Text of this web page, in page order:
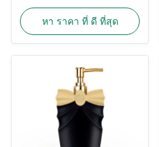
Bottle Dispenser With Flip Top
Cap Molded for new design
welcome ! The soft squeeze
bottle is great for cafés and
takeaways. This clear sauce
dispenser is ideal for vinegar
and is made from a durable and
easy to clean plastic. Featuring
หา ราคา ที่ ดี ที่สุด